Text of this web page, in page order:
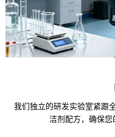
我们独立的研发实验室紧跟
洁剂配方，确保您